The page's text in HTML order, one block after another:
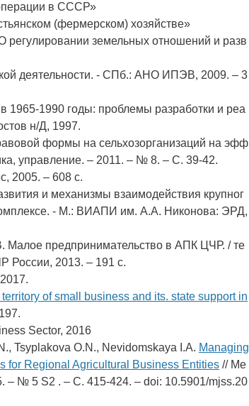
в СССР»
(фермерском) хозяйстве»
регулировании земельных отношений и разв
деятельности. - СПб.: АНО ИПЭВ, 2009. – 3
1990 годы: проблемы разработки и реа
н/Д, 1997.
формы на сельхозорганизаций на эфф
управление. – 2011. – № 8. – С. 39-42.
2005. – 608 с.
и механизмы взаимодействия крупног
- М.: ВИАПИ им. А.А. Никонова: ЭРД,
предпринимательство в АПК ЦЧР. / те
2013. – 191 с.
of small business and its. state support in
Sector, 2016
Tsyplakova O.N., Nevidomskaya I.A. Managing
for Regional Agricultural Business Entities // Me
– № 5 S2 . – С. 415-424. – doi: 10.5901/mjss.20